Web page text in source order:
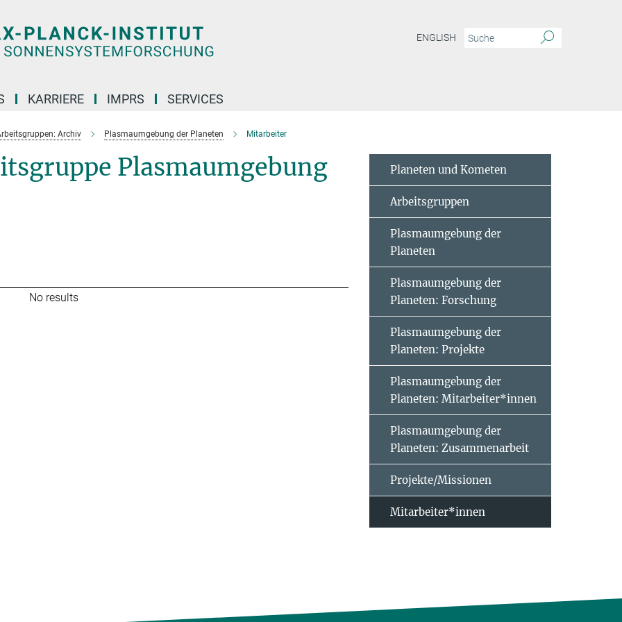
ENGLISH
KARRIERE IMPRS SERVICES
Archiv Plasmaumgebung der Planeten Mitarbeiter
Plasmaumgebung
No results
Planeten und Kometen
Arbeitsgruppen
Plasmaumgebung der
Planeten
Plasmaumgebung der
Planeten: Forschung
Plasmaumgebung der
Planeten: Projekte
Plasmaumgebung der
Planeten: Mitarbeiter*innen
Plasmaumgebung der
Planeten: Zusammenarbeit
Projekte/Missionen
Mitarbeiter*innen